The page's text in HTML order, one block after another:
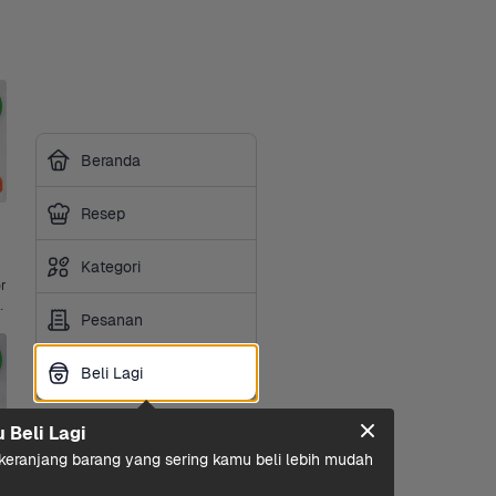
+1 Lainnya
Beranda
Resep
Kategori
Pesanan
Beli Lagi
Beli Lagi
Beli Lagi
barang yang sering kamu beli lebih mudah